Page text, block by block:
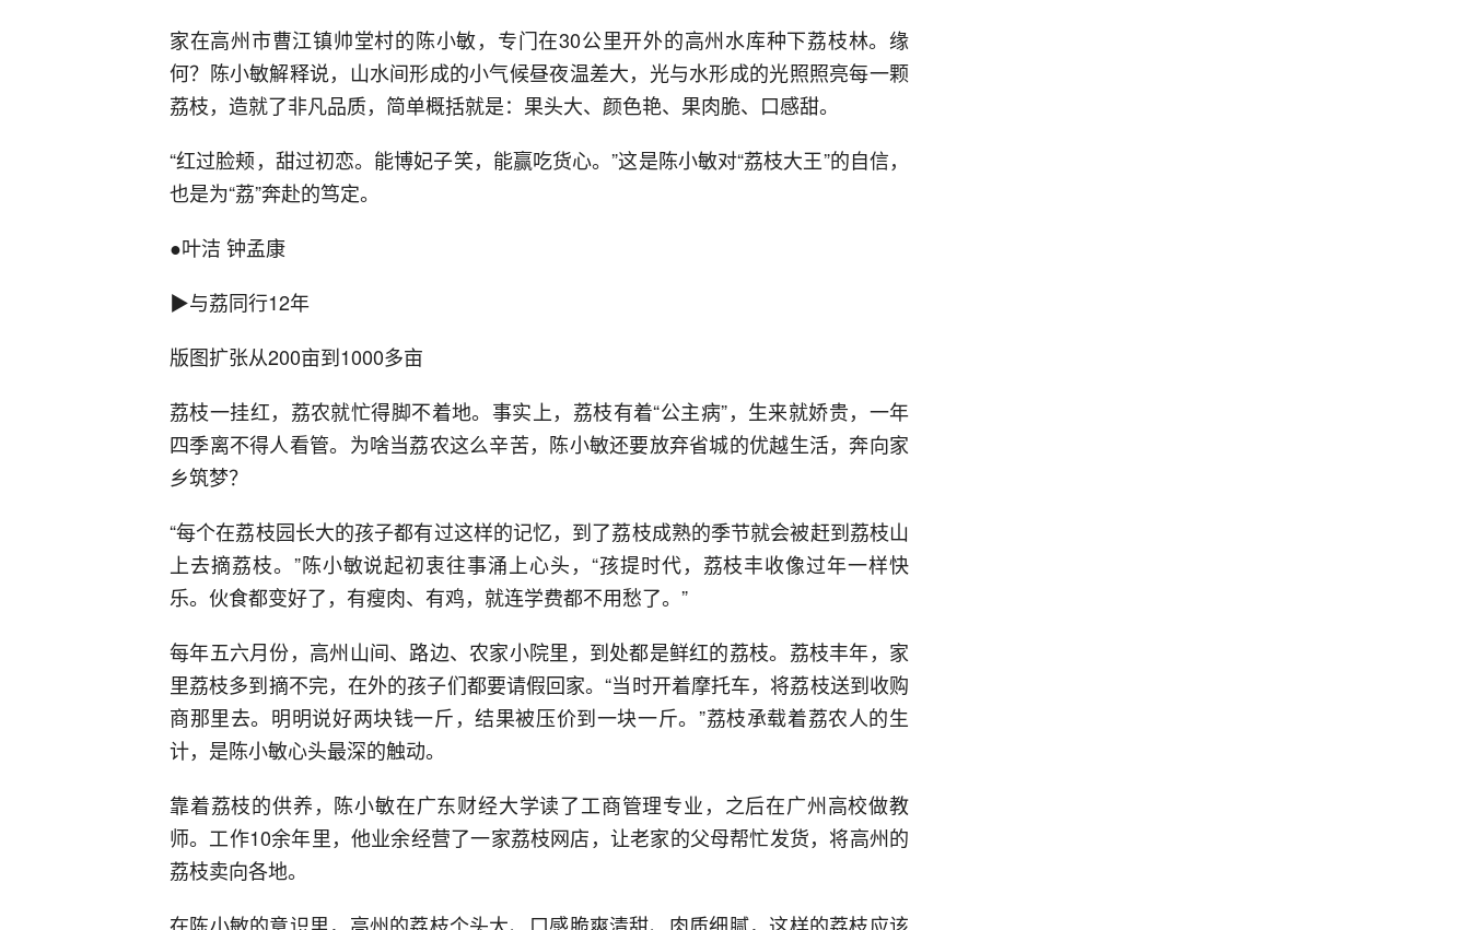
家在高州市曹江镇帅堂村的陈小敏，专门在30公里开外的高州水库种下荔枝林。缘
何？陈小敏解释说，山水间形成的小气候昼夜温差大，光与水形成的光照照亮每一颗
荔枝，造就了非凡品质，简单概括就是：果头大、颜色艳、果肉脆、口感甜。
“红过脸颊，甜过初恋。能博妃子笑，能赢吃货心。”这是陈小敏对“荔枝大王”的自信，
也是为“荔”奔赴的笃定。
●叶洁 钟孟康
▶与荔同行12年
版图扩张从200亩到1000多亩
荔枝一挂红，荔农就忙得脚不着地。事实上，荔枝有着“公主病”，生来就娇贵，一年
四季离不得人看管。为啥当荔农这么辛苦，陈小敏还要放弃省城的优越生活，奔向家
乡筑梦？
“每个在荔枝园长大的孩子都有过这样的记忆，到了荔枝成熟的季节就会被赶到荔枝山
上去摘荔枝。”陈小敏说起初衷往事涌上心头，“孩提时代，荔枝丰收像过年一样快
乐。伙食都变好了，有瘦肉、有鸡，就连学费都不用愁了。”
每年五六月份，高州山间、路边、农家小院里，到处都是鲜红的荔枝。荔枝丰年，家
里荔枝多到摘不完，在外的孩子们都要请假回家。“当时开着摩托车，将荔枝送到收购
商那里去。明明说好两块钱一斤，结果被压价到一块一斤。”荔枝承载着荔农人的生
计，是陈小敏心头最深的触动。
靠着荔枝的供养，陈小敏在广东财经大学读了工商管理专业，之后在广州高校做教
师。工作10余年里，他业余经营了一家荔枝网店，让老家的父母帮忙发货，将高州的
荔枝卖向各地。